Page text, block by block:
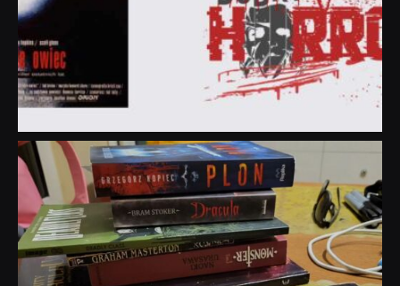
dobryhorror
Lip 31